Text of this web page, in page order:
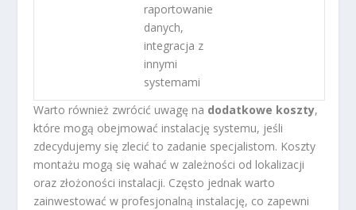
raportowanie
danych,
integracja z
innymi
systemami
Warto również zwrócić uwagę na dodatkowe koszty,
które mogą obejmować instalację systemu, jeśli
zdecydujemy się zlecić to zadanie specjalistom. Koszty
montażu mogą się wahać w zależności od lokalizacji
oraz złożoności instalacji. Często jednak warto
zainwestować w profesjonalną instalację, co zapewni